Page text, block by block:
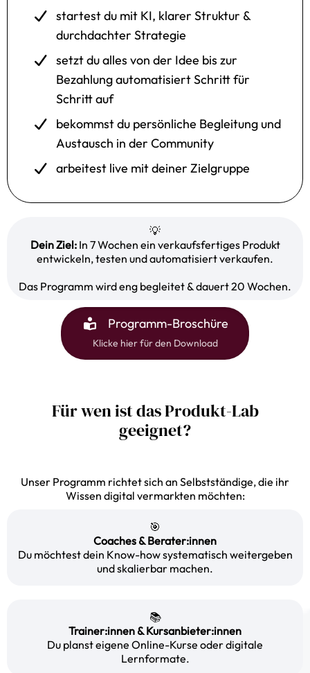
startest du mit KI, klarer Struktur &
durchdachter Strategie
setzt du alles von der Idee bis zur
Bezahlung automatisiert Schritt für
Schritt auf
bekommst du persönliche Begleitung und
Austausch in der Community
arbeitest live mit deiner Zielgruppe
💡
Dein Ziel:In 7 Wochen ein verkaufsfertiges Produkt
entwickeln, testen und automatisiert verkaufen.
Das Programm wird eng begleitet & dauert 20 Wochen.
Programm-Broschüre
Klicke hier für den Download
Für wen ist das Produkt-Lab
geeignet?
Unser Programm richtet sich an Selbstständige, die ihr
Wissen digital vermarkten möchten:
🎯
Coaches & Berater:innen
Du möchtest dein Know-how systematisch weitergeben
und skalierbar machen.
📚
Trainer:innen & Kursanbieter:innen
Du planst eigene Online-Kurse oder digitale
Lernformate.